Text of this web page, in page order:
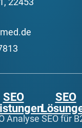
SEO
Analyse
SEO
SEO für